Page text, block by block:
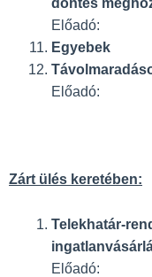
Előadó:
Egyebek
Előadó:
Zárt ülés keretében:
Telekhatár-
Előadó: